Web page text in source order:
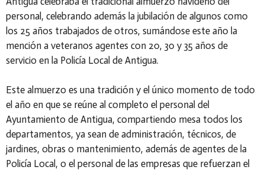
personal, celebrando además la jubilación de algunos como
los 25 años trabajados de otros, sumándose este año la
mención a veteranos agentes con 20, 30 y 35 años de
servicio en la Policía Local de Antigua.
Este almuerzo es una tradición y el único momento de todo
el año en que se reúne al completo el personal del
Ayuntamiento de Antigua, compartiendo mesa todos los
departamentos, ya sean de administración, técnicos, de
jardines, obras o mantenimiento, además de agentes de la
Policía Local, o el personal de las empresas que refuerzan el